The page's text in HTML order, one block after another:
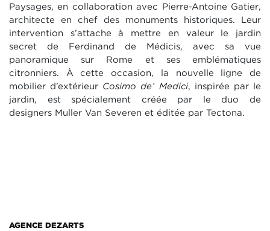
Paysages, en collaboration avec Pierre-Antoine Gatier,
architecte en chef des monuments historiques. Leur
intervention s’attache à mettre en valeur le jardin
secret de Ferdinand de Médicis, avec sa vue
panoramique sur Rome et ses emblématiques
citronniers. À cette occasion, la nouvelle ligne de
mobilier d’extérieur Cosimo de’ Medici, inspirée par le
jardin, est spécialement créée par le duo de
designers Muller Van Severen et éditée par Tectona.
AGENCE DEZARTS